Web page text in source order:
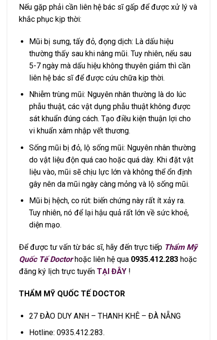
Nếu gặp phải cần liên hệ bác sĩ gấp để được xử lý và
khắc phục kịp thời:
Mũi bị sưng, tấy đỏ, đọng dịch: Là dấu hiệu
thường thấy sau khi nâng mũi. Tuy nhiên, nếu sau
5-7 ngày mà dấu hiệu không thuyên giảm thì cần
liên hệ bác sĩ để được cứu chữa kịp thời.
Nhiễm trùng mũi: Nguyên nhân thường là do lúc
phẫu thuật, các vật dụng phẫu thuật không được
sát khuẩn đúng cách. Tạo điều kiện thuận lợi cho
vi khuẩn xâm nhập vết thương.
Sống mũi bị đỏ, lộ sống mũi: Nguyên nhân thường
do vật liệu độn quá cao hoặc quá dày. Khi đặt vật
liệu vào, mũi sẽ chịu lực lớn và không thể ổn định
gây nên da mũi ngày càng mỏng và lộ sống mũi.
Mũi bị hệch, co rút: biến chứng này rất ít xảy ra.
Tuy nhiên, nó để lại hậu quả rất lớn về sức khoẻ,
diện mạo.
Để được tư vấn từ bác sĩ, hãy đến trực tiếp Thẩm Mỹ
Quốc Tế Doctorhoặc liên hệ qua 0935.412.283 hoặc
đăng ký lịch trực tuyến TẠI ĐÂY !
THẨM MỸ QUỐC TẾ DOCTOR
27 ĐÀO DUY ANH – THANH KHÊ – ĐÀ NẴNG
Hotline: 0935.412.283.